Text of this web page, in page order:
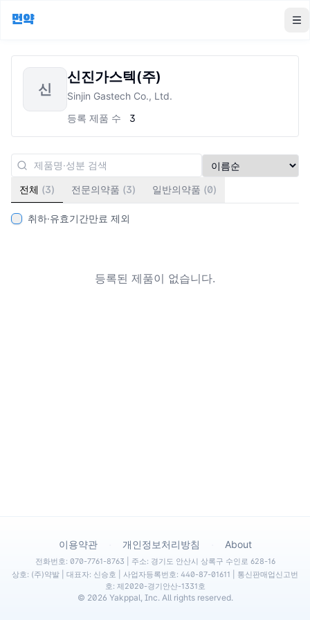
먼약
신
신진가스텍(주)
Sinjin Gastech Co., Ltd.
등록 제품 수
3
전체 (3) 전문의약품 (3) 일반의약품 (0)
취하·유효기간만료 제외
등록된 제품이 없습니다.
이용약관 개인정보처리방침 About
전화번호: 070-7761-8763 | 주소: 경기도 안산시 상록구 수인로 628-16
상호: (주)약발 | 대표자: 신승호 | 사업자등록번호: 440-87-01611 | 통신판매업신고번
호: 제2020-경기안산-1331호
© 2026 Yakppal, Inc. All rights reserved.